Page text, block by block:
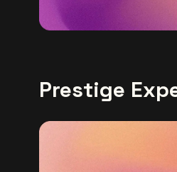
Prestige